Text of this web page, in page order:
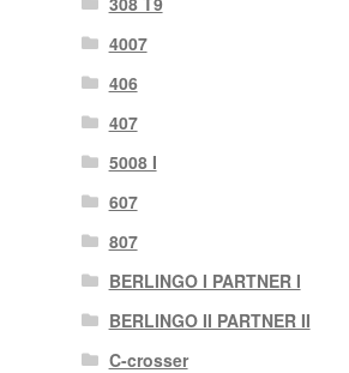
4007
406
407
5008 I
607
807
BERLINGO I PARTNER I
BERLINGO II PARTNER II
C-crosser